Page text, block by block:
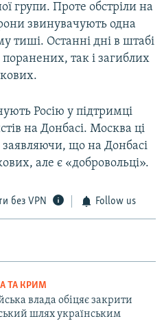
групи. Проте обстріли на
звинувачують одна
тиші. Останні дні в штабі
так і загиблих
Росію у підтримці
на Донбасі. Москва ці
що на Донбасі
але є «добровольці».
без VPN Follow us
ТА КРИМ
влада обіцяє закрити
шлях українським